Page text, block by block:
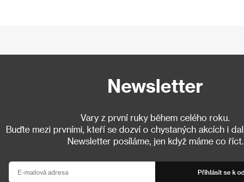
Newsletter
Vary z první ruky během celého roku.
Buďte mezi prvními, kteří se dozví o chystaných akcích i
Newsletter posíláme, jen když máme co říct.
Přihlásit se k